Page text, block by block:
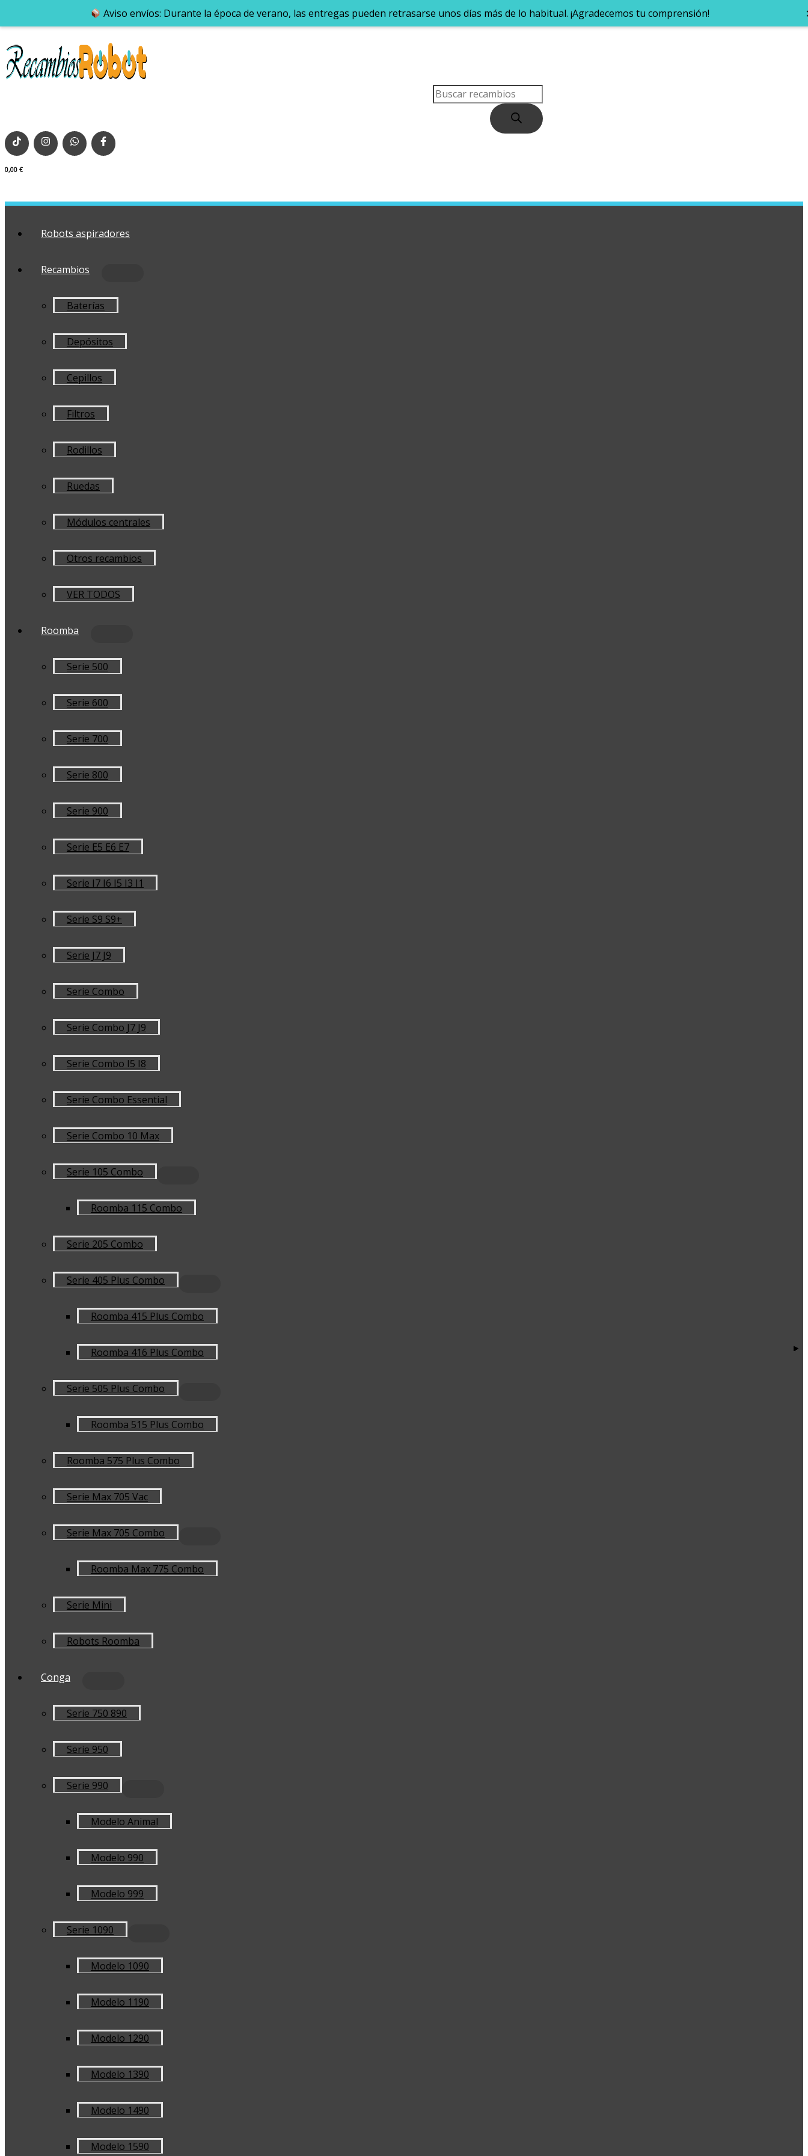
Aviso envíos: Durante la época de verano, las entregas pueden retrasarse unos días más de lo habitual. ¡Agradecemos tu comprensión!
0,00 €
Robots aspiradores
Recambios
Baterías
Depósitos
Cepillos
Filtros
Rodillos
Ruedas
Módulos centrales
Otros recambios
VER TODOS
Roomba
Serie 500
Serie 600
Serie 700
Serie 800
Serie 900
Serie E5 E6 E7
Serie I7 I6 I5 I3 I1
Serie S9 S9+
Serie J7 J9
Serie Combo
Serie Combo J7 J9
Serie Combo I5 I8
Serie Combo Essential
Serie Combo 10 Max
Serie 105 Combo
Roomba 115 Combo
Serie 205 Combo
Serie 405 Plus Combo
Roomba 415 Plus Combo
Roomba 416 Plus Combo
Serie 505 Plus Combo
Roomba 515 Plus Combo
Roomba 575 Plus Combo
Serie Max 705 Vac
Serie Max 705 Combo
Roomba Max 775 Combo
Serie Mini
Robots Roomba
Conga
Serie 750 890
Serie 950
Serie 990
Modelo Animal
Modelo 990
Modelo 999
Serie 1090
Modelo 1090
Modelo 1190
Modelo 1290
Modelo 1390
Modelo 1490
Modelo 1590